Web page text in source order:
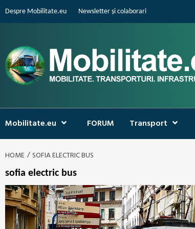
Despre Mobilitate.eu Newsletter și colaborari
Mobilitate.eu FORUM Transport
HOME SOFIA ELECTRIC BUS
sofia electric bus